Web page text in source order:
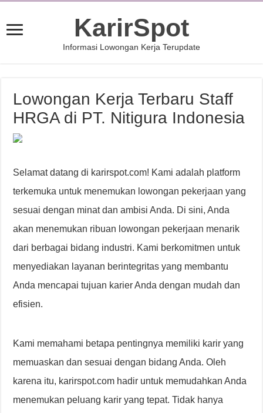
KarirSpot
Informasi Lowongan Kerja Terupdate
Lowongan Kerja Terbaru Staff
HRGA di PT. Nitigura Indonesia
Selamat datang di karirspot.com! Kami adalah platform
terkemuka untuk menemukan lowongan pekerjaan yang
sesuai dengan minat dan ambisi Anda. Di sini, Anda
akan menemukan ribuan lowongan pekerjaan menarik
dari berbagai bidang industri. Kami berkomitmen untuk
menyediakan layanan berintegritas yang membantu
Anda mencapai tujuan karier Anda dengan mudah dan
efisien.
Kami memahami betapa pentingnya memiliki karir yang
memuaskan dan sesuai dengan bidang Anda. Oleh
karena itu, karirspot.com hadir untuk memudahkan Anda
menemukan peluang karir yang tepat. Tidak hanya